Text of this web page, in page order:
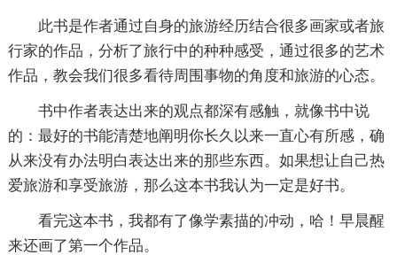
此书是作者通过自身的旅游经历结合很多画家或者旅
行家的作品，分析了旅行中的种种感受，通过很多的艺术
作品，教会我们很多看待周围事物的角度和旅游的心态。
书中作者表达出来的观点都深有感触，就像书中说
的：最好的书能清楚地阐明你长久以来一直心有所感，确
从来没有办法明白表达出来的那些东西。如果想让自己热
爱旅游和享受旅游，那么这本书我认为一定是好书。
看完这本书，我都有了像学素描的冲动，哈！早晨醒
来还画了第一个作品。